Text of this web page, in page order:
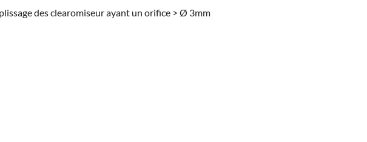
des clearomiseur ayant un orifice > Ø 3mm